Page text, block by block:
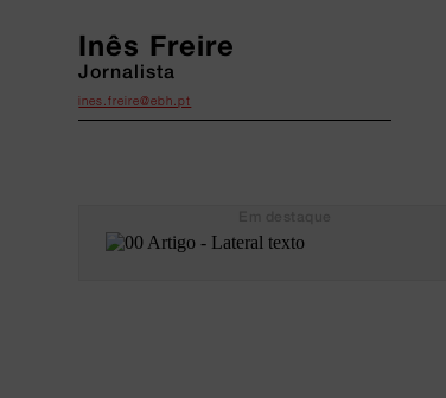
Inês Freire
Jornalista
ines.freire@ebh.pt